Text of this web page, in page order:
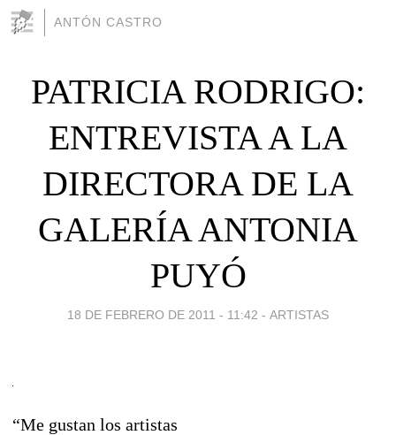
ANTÓN CASTRO
PATRICIA RODRIGO:
ENTREVISTA A LA
DIRECTORA DE LA
GALERÍA ANTONIA
PUYÓ
18 DE FEBRERO DE 2011 - 11:42 - ARTISTAS
“Me gustan los artistas